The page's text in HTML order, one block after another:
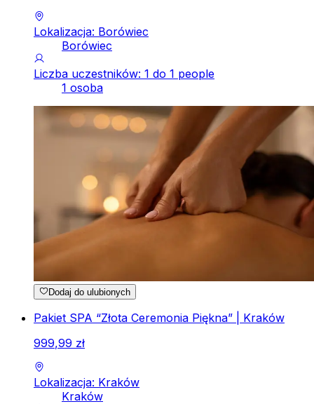
Lokalizacja: Borówiec
Borówiec
Liczba uczestników: 1 do 1 people
1 osoba
Dodaj do ulubionych
Pakiet SPA “Złota Ceremonia Piękna” | Kraków
999,99 zł
Lokalizacja: Kraków
Kraków